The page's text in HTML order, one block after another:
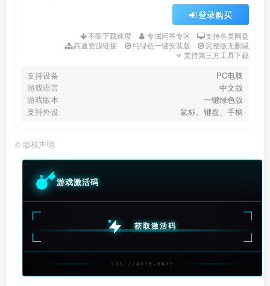
登录购买
不限下载速度 专属问答专区
支持各类网盘
高速资源链接
纯绿色一键安装版
完整版无删减
支持第三方工具下载
支持设备
PC电脑
游戏语言
中文版
游戏版本
一键绿色版
支持外设
鼠标、键盘、手柄
© 版权声明
游戏激活码
获取激活码
SYS://AUTH.GATE